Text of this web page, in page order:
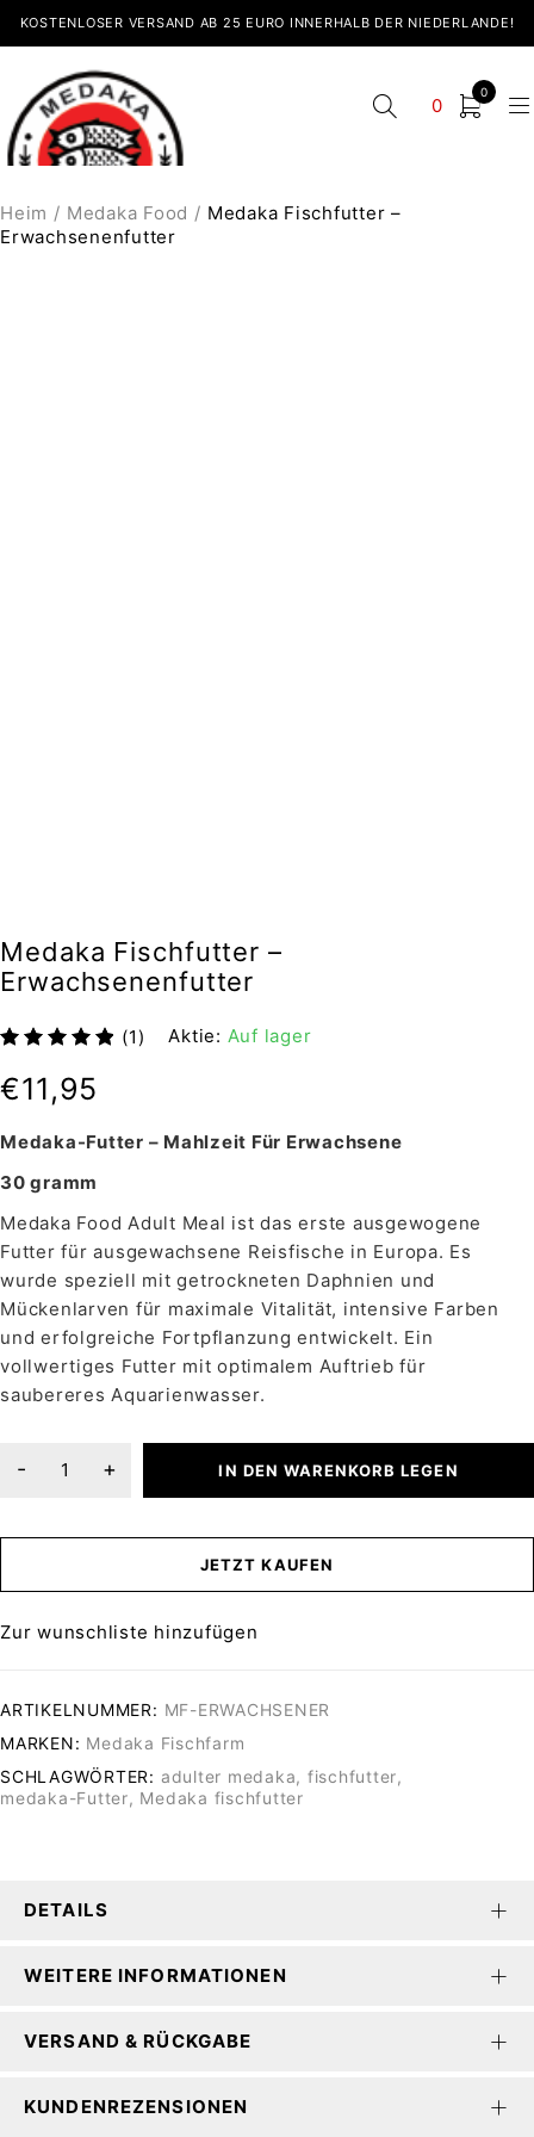
KOSTENLOSER VERSAND AB 25 EURO INNERHALB DER NIEDERLANDE!
0
0
Heim / Medaka Food / Medaka Fischfutter –
Erwachsenenfutter
Medaka Fischfutter –
Erwachsenenfutter
(1) Aktie: Auf lager
Medaka-Futter – Mahlzeit Für Erwachsene
30 gramm
Medaka Food Adult Meal ist das erste ausgewogene
Futter für ausgewachsene Reisfische in Europa. Es
wurde speziell mit getrockneten Daphnien und
Mückenlarven für maximale Vitalität, intensive Farben
und erfolgreiche Fortpflanzung entwickelt. Ein
vollwertiges Futter mit optimalem Auftrieb für
saubereres Aquarienwasser.
€11,95
IN DEN WARENKORB LEGEN
JETZT KAUFEN
Zur wunschliste hinzufügen
ARTIKELNUMMER: MF-ERWACHSENER
MARKEN: Medaka Fischfarm
SCHLAGWÖRTER: adulter medaka, fischfutter,
medaka-Futter, Medaka fischfutter
DETAILS
WEITERE INFORMATIONEN
VERSAND & RÜCKGABE
KUNDENREZENSIONEN